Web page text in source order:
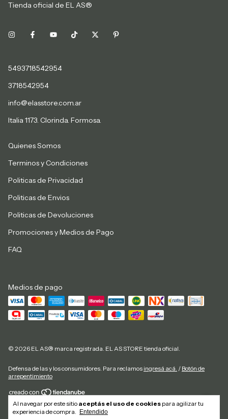
Al navegar por este sitio aceptás el uso de cookies para agilizar tu
experiencia de compra.
Entendido
Tienda oficial de EL AS®
5493718542954
3718542954
info@elasstore.com.ar
Italia 1173. Clorinda. Formosa.
Quienes Somos
Terminos y Condiciones
Politicas de Privacidad
Politicas de Envios
Politicas de Devoluciones
Promociones y Medios de Pago
FAQ
Medios de pago
© 2026 EL AS® marca registrada. EL AS STORE tienda oficial.
Defensa de las y los consumidores. Para reclamos ingresá acá. / Botón de
arrepentimiento
Copyright El As Store - 20292884827 - 2026. Todos los derechos reservados.